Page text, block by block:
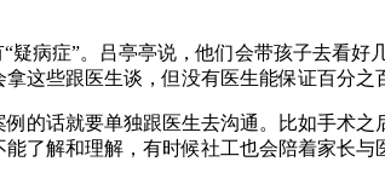
病症”。吕亭亭说，他们会带孩子去看
这些跟医生谈，但没有医生能保证百分之
的话就要单独跟医生去沟通。比如手术
了解和理解，有时候社工也会陪着家长与